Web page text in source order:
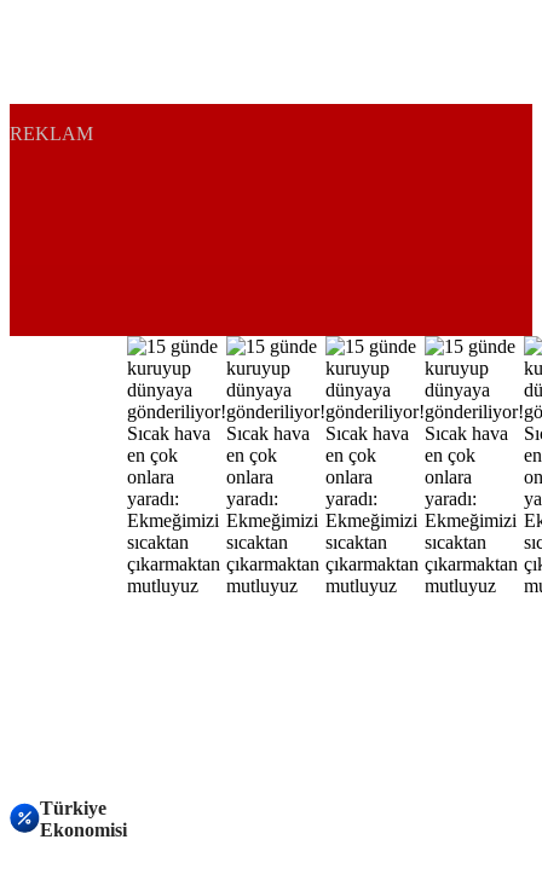
REKLAM
Türkiye
Ekonomisi